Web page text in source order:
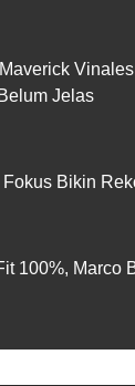
Jelas
Bikin
100%, Marco